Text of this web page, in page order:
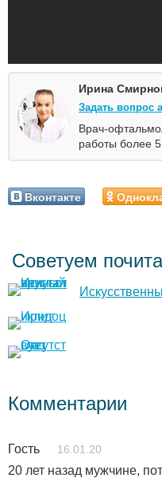
Ирина
Задать вопрос
Врач-
работы более 5
Вконтакте
Советуем
Комментарии
Гость 16.01.20
20 лет назад мужчине,